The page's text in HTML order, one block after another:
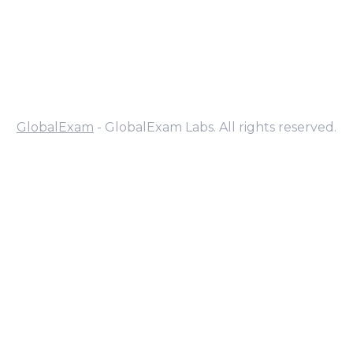
GlobalExam - GlobalExam Labs. All rights reserved.